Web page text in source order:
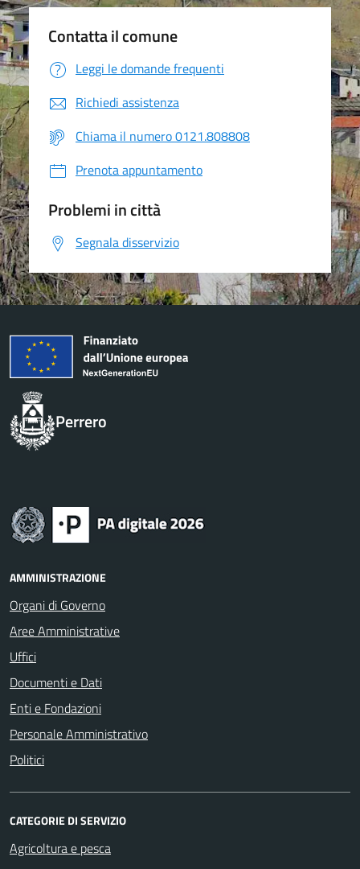
Contatta il comune
Leggi le domande frequenti
Richiedi assistenza
Chiama il numero 0121.808808
Prenota appuntamento
Problemi in città
Segnala disservizio
Perrero
AMMINISTRAZIONE
Organi di Governo
Aree Amministrative
Uffici
Documenti e Dati
Enti e Fondazioni
Personale Amministrativo
Politici
CATEGORIE DI SERVIZIO
Agricoltura e pesca